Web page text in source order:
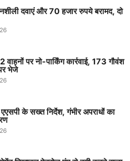
दवाएं और 70 हजार रुपये बरामद, दो
वाहनों पर नो-पार्किंग कार्रवाई, 173 गौवंश
भेजे
के सख्त निर्देश, गंभीर अपराधों का